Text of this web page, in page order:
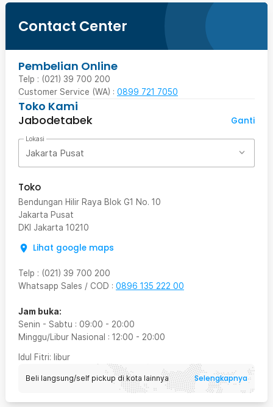
Contact Center
Pembelian Online
Telp : (021) 39 700 200
Customer Service (WA) : 0899 721 7050
Toko Kami
Jabodetabek
Ganti
Lokasi
Jakarta Pusat
Toko
Bendungan Hilir Raya Blok G1 No. 10
Jakarta Pusat
DKI Jakarta 10210
Lihat google maps
Telp : (021) 39 700 200
Whatsapp Sales / COD : 0896 135 222 00
Jam buka:
Senin - Sabtu : 09:00 - 20:00
Minggu/Libur Nasional : 12:00 - 20:00
Idul Fitri: libur
Beli langsung/self pickup di kota lainnya Selengkapnya